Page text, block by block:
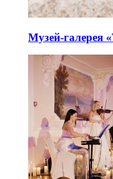
Музей-галерея